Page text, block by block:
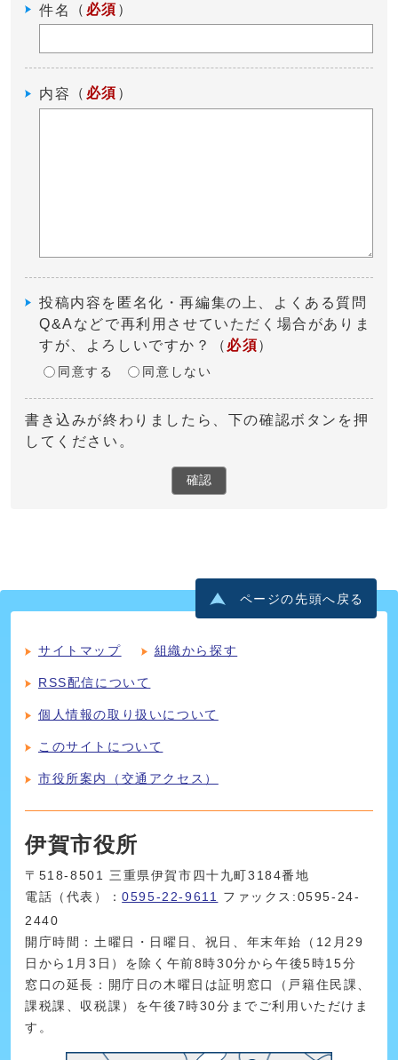
件名 （ 必須 ）
内容 （ 必須 ）
投稿内容を匿名化・再編集の上、よくある質問
Q&Aなどで再利用させていただく場合がありま
すが、よろしいですか？
（ 必須）
同意する 同意しない
書き込みが終わりましたら、下の確認ボタンを押
してください。
確認
ページの先頭へ戻る
サイトマップ 組織から探す
RSS配信について
個人情報の取り扱いについて
このサイトについて
市役所案内（交通アクセス）
伊賀市役所
〒518-8501 三重県伊賀市四十九町3184番地
電話（代表）：0595-22-9611 ファックス:0595-24-
2440
開庁時間：土曜日・日曜日、祝日、年末年始（12月29
日から1月3日）を除く午前8時30分から午後5時15分
窓口の延長：開庁日の木曜日は証明窓口（戸籍住民課、
課税課、収税課）を午後7時30分までご利用いただけま
す。